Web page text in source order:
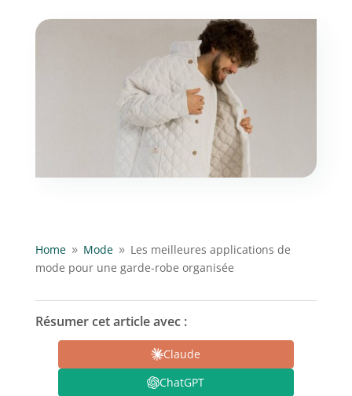
Home 9 Mode 9 Les meilleures applications de
mode pour une garde-robe organisée
Résumer cet article avec :
Claude
ChatGPT